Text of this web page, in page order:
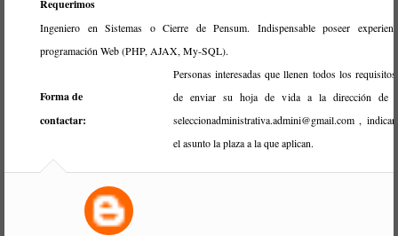
Requerimos
Ingeniero en Sistemas o Cierre de Pensum. Indispensable poseer
programación Web (PHP, AJAX, My-SQL).
Forma de
contactar:
Personas interesadas que llenen todos los
de enviar su hoja de vida a la dirección de
seleccionadministrativa.admini@gmail.com ,
el asunto la plaza a la que aplican.